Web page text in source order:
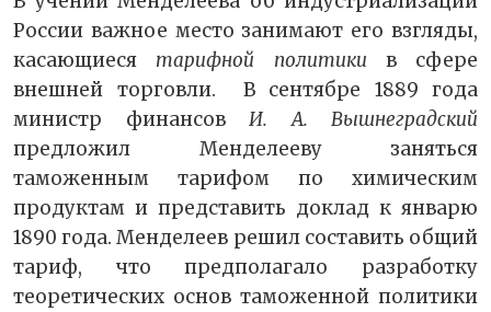
России важное место занимают его взгляды,
касающиеся тарифной политики в сфере
внешней торговли. В сентябре 1889 года
министр финансов И. А. Вышнеградский
предложил Менделееву заняться
таможенным тарифом по химическим
продуктам и представить доклад к январю
1890 года. Менделеев решил составить общий
тариф, что предполагало разработку
теоретических основ таможенной политики